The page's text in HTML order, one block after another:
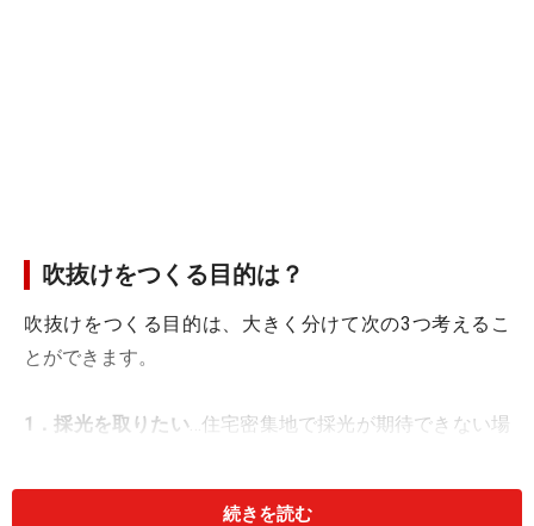
吹抜けをつくる目的は？
吹抜けをつくる目的は、大きく分けて次の3つ考えるこ
とができます。
1．採光を取りたい …住宅密集地で採光が期待できない場
め
続きを読む